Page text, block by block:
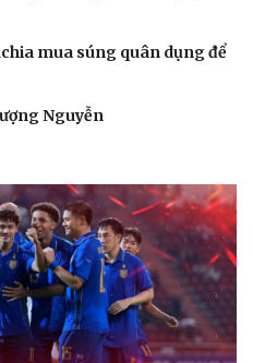
mua súng quân dụng để
Nguyễn